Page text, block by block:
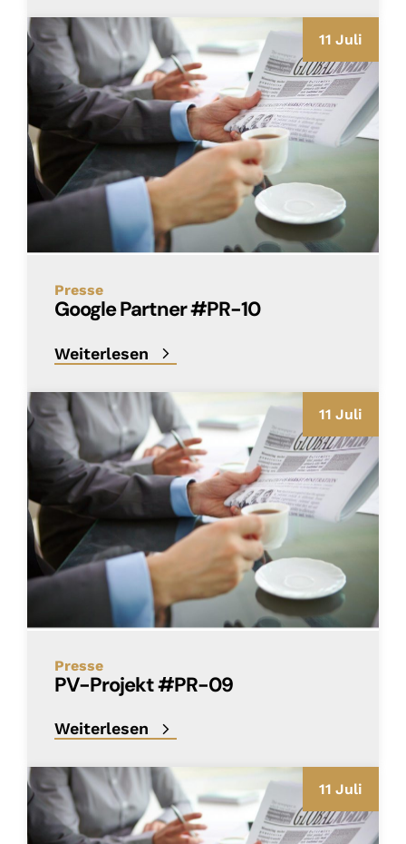
11 Juli
Presse
Google Partner #PR-10
Weiterlesen
11 Juli
Presse
PV-Projekt #PR-09
Weiterlesen
11 Juli